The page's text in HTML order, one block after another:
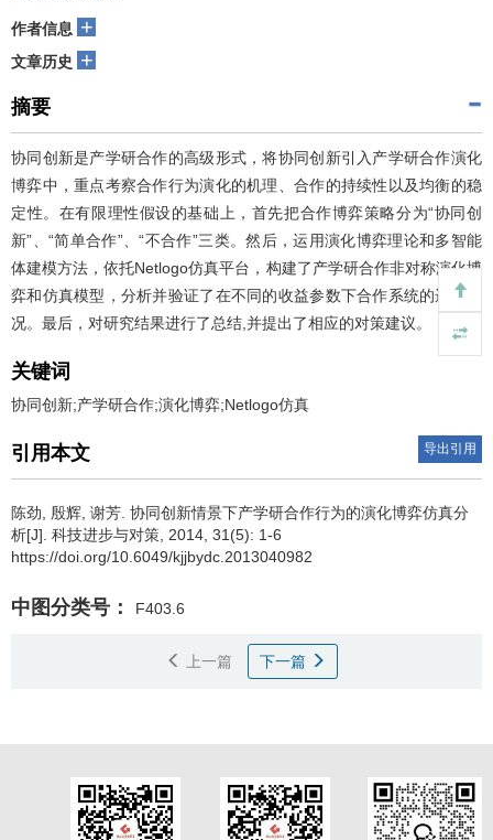
作者信息 +
文章历史 +
摘要
协同创新是产学研合作的高级形式，将协同创新引入产学研合作演化
博弈中，重点考察合作行为演化的机理、合作的持续性以及均衡的稳
定性。在有限理性假设的基础上，首先把合作博弈策略分为“协同创
新”、“简单合作”、“不合作”三类。然后，运用演化博弈理论和多智能
体建模方法，依托Netlogo仿真平台，构建了产学研合作非对称演化博
弈和仿真模型，分析并验证了在不同的收益参数下合作系统的运行情
况。最后，对研究结果进行了总结,并提出了相应的对策建议。
关键词
协同创新;产学研合作;演化博弈;Netlogo仿真
引用本文 导出引用
陈劲 殷辉 谢芳 协同创新情景下产学研合作行为的演化博弈仿真分
析[J]. 科技进步与对策, 2014, 31(5): 1-6
https://doi.org/10.6049/kjjbydc.2013040982
中图分类号： F403.6
上一篇 下一篇